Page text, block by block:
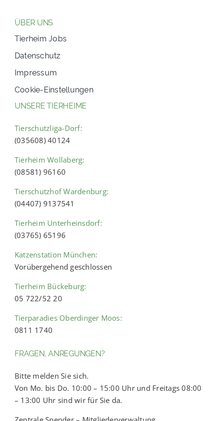
ÜBER UNS
Tierheim Jobs
Datenschutz
Impressum
Cookie-Einstellungen
UNSERE TIERHEIME
Tierschutzliga-Dorf:
(035608) 40124
Tierheim Wollaberg:
(08581) 96160
Tierschutzhof Wardenburg:
(04407) 9137541
Tierheim Unterheinsdorf:
(03765) 65196
Katzenstation München:
Vorübergehend geschlossen
Tierheim Bückeburg:
05 722/52 20
Tierparadies Oberdinger Moos:
0811 1740
FRAGEN, ANREGUNGEN?
Bitte melden Sie sich.
Von Mo. bis Do. 10:00 – 15:00 Uhr und Freitags 08:00
– 13:00 Uhr sind wir für Sie da.